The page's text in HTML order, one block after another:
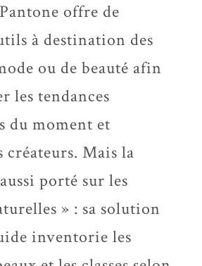
offre de
à destination des
ou de beauté afin
les tendances
du moment et
créateurs. Mais la
porté sur les
» : sa solution
inventorie les